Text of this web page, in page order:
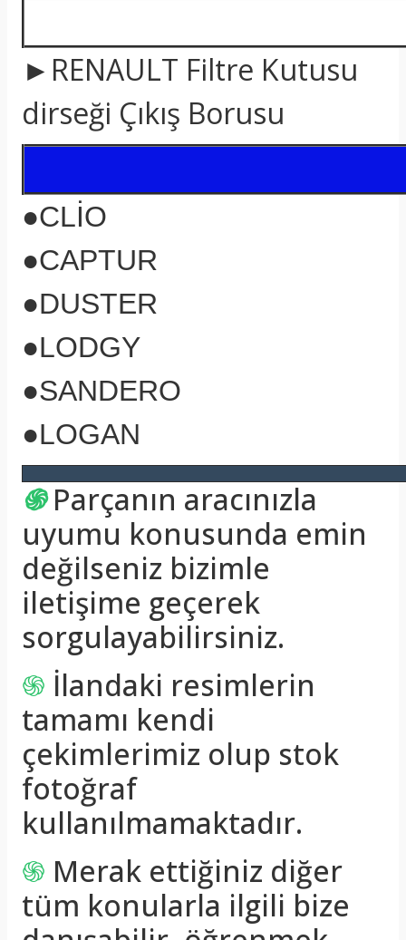
►RENAULT Filtre Kutusu
dirseği Çıkış Borusu
●CLİO
●CAPTUR
●DUSTER
●LODGY
●SANDERO
●LOGAN
֍ Parçanın aracınızla
uyumu konusunda emin
değilseniz bizimle
iletişime geçerek
sorgulayabilirsiniz.
֍ İlandaki resimlerin
tamamı kendi
çekimlerimiz olup stok
fotoğraf
kullanılmamaktadır.
֍ Merak ettiğiniz diğer
tüm konularla ilgili bize